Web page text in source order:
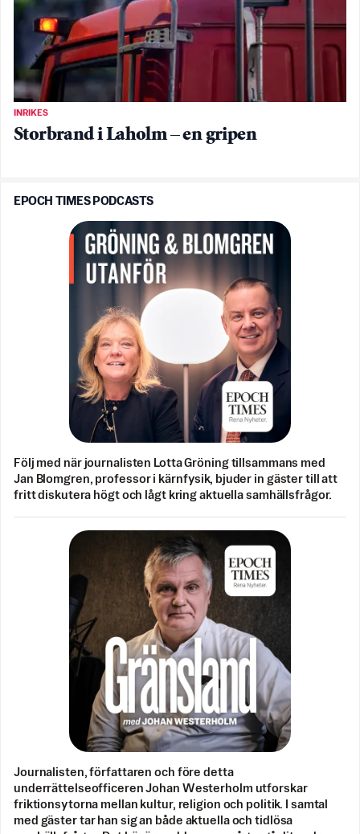
INRIKES
Storbrand i Laholm – en gripen
EPOCH TIMES PODCASTS
Följ med när journalisten Lotta Gröning tillsammans med
Jan Blomgren, professor i kärnfysik, bjuder in gäster till att
fritt diskutera högt och lågt kring aktuella samhällsfrågor.
Journalisten, författaren och före detta
underrättelseofficeren Johan Westerholm utforskar
friktionsytorna mellan kultur, religion och politik. I samtal
med gäster tar han sig an både aktuella och tidlösa